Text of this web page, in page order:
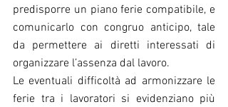
predisporre un piano ferie compatibile, e
comunicarlo con congruo anticipo, tale
da permettere ai diretti interessati di
organizzare l’assenza dal lavoro.
Le eventuali difficoltà ad armonizzare le
ferie tra i lavoratori si evidenziano più